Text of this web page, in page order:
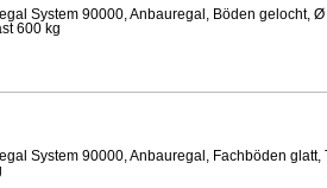
System 90000, Anbauregal, Böden gelocht,
600 kg
System 90000, Anbauregal, Fachböden